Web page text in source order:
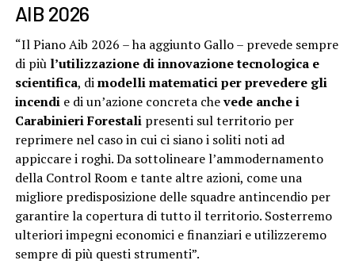
AIB 2026
“Il Piano Aib 2026 – ha aggiunto Gallo – prevede sempre
di piùl’utilizzazione di innovazione tecnologica e
scientifica, dimodelli matematici per prevedere gli
incendie di un’azione concreta chevede anche i
Carabinieri Forestalipresenti sul territorio per
reprimere nel caso in cui ci siano i soliti noti ad
appiccare i roghi. Da sottolineare l’ammodernamento
della Control Room e tante altre azioni, come una
migliore predisposizione delle squadre antincendio per
garantire la copertura di tutto il territorio. Sosterremo
ulteriori impegni economici e finanziari e utilizzeremo
sempre di più questi strumenti”.